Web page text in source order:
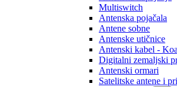
Multiswitch
Antenska pojačala
Antene sobne
Antenske utičnice
Antenski kabel -
Digitalni zemaljski
Antenski ormari
Satelitske antene i